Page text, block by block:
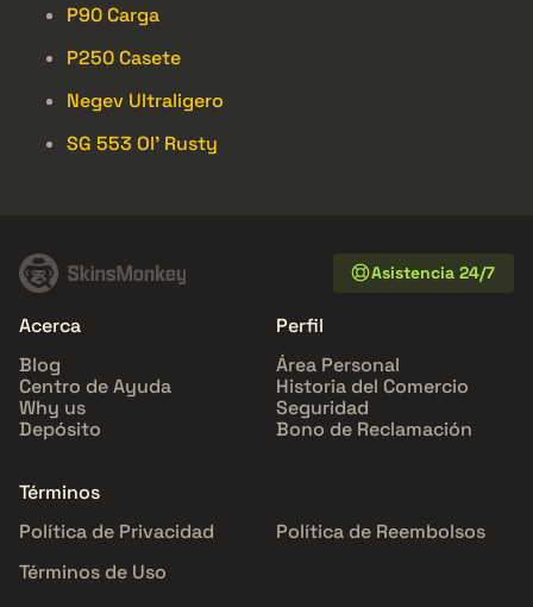
P90 Carga
P250 Casete
Negev Ultraligero
SG 553 Ol’ Rusty
Asistencia 24/7
Acerca
Blog
Centro de Ayuda
Why us
Depósito
Perfil
Área Personal
Historia del Comercio
Seguridad
Bono de Reclamación
Términos
Política de Privacidad
Política de Reembolsos
Términos de Uso